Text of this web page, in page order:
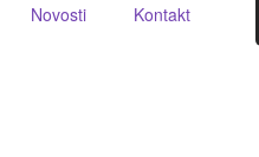
Novosti Kontakt